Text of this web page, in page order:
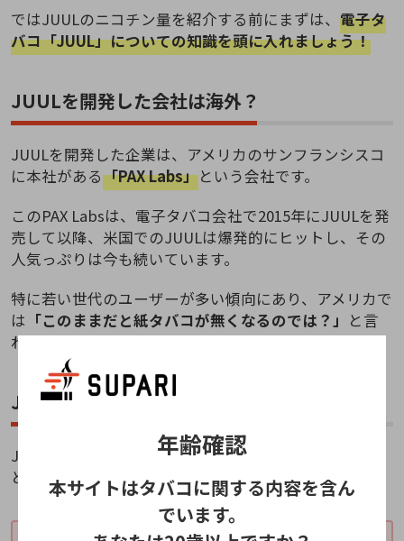
ではJUULのニコチン量を紹介する前にまずは、 電子タ
バコ「JUUL」についての知識を頭に入れましょう！
JUULを開発した会社は海外？
JUULを開発した企業は、アメリカのサンフランシスコ
に本社がある「PAX Labs」という会社です。
このPAX Labsは、電子タバコ会社で2015年にJUULを発
売して以降、米国でのJUULは爆発的にヒットし、その
人気っぷりは今も続いています。
特に若い世代のユーザーが多い傾向にあり、アメリカで
は 「このままだと紙タバコが無くなるのでは？」 と言
われているぐらい普及率を誇っています！
JUULは何故アメリカで人気がある？
JUULがアメリカで爆発的な人気を誇った理由はなんだ
と思いますか？
JUULの人気の理由
年齢確認
本サイトはタバコに関する内容を含ん
でいます。